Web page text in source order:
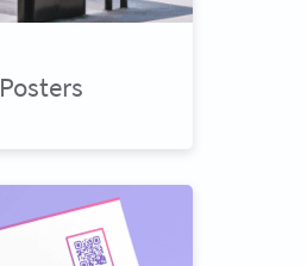
Posters